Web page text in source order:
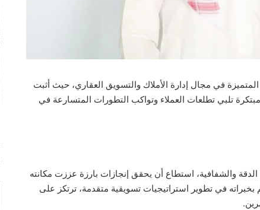
في مجال إدارة الأملاك والتسويق العقاري، حيث أثبت
تلبي تطلعات العملاء وتواكب التطورات المتسارعة في
والشفافية، استطاع أن يحقق إنجازات بارزة عززت مكانته
في تطوير استراتيجيات تسويقية متقدمة، ترتكز على